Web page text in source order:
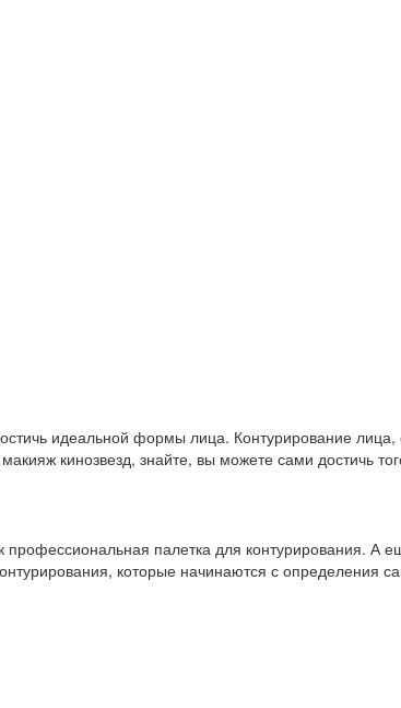
идеальной формы лица. Контурирование
кинозвезд, знайте, вы можете сами достичь
палетка для контурирования.
которые начинаются с определения